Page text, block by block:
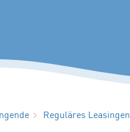
Reguläres